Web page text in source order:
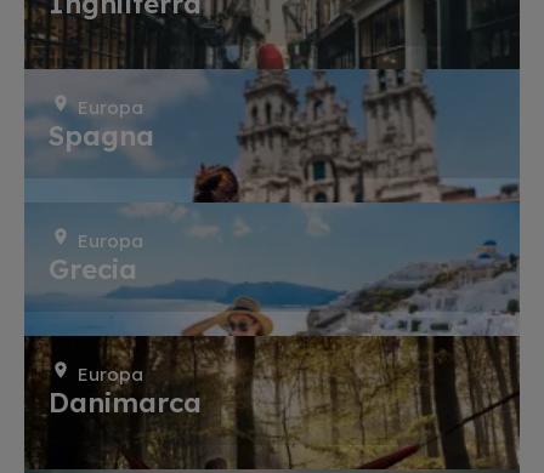
Europa
Spagna
Europa
Grecia
Europa
Danimarca